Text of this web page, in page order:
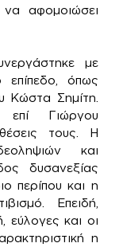
αφομοιώσει
με
επίπεδο, όπως
Κώστα Σημίτη.
Γιώργου
τους. Η
και
δυσανεξίας
περίπου και η
Επειδή,
εύλογες και οι
η